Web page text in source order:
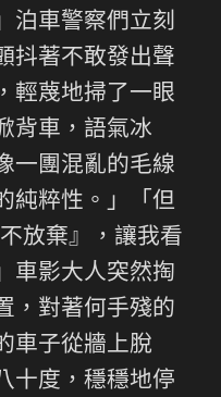
泊車警察們立刻
抖著不敢發出聲
輕蔑地掃了一眼
背車，語氣冰
一團混亂的毛線
純粹性。」「但
放棄』，讓我看
車影大人突然掏
，對著何手殘的
車子從牆上脫
十度，穩穩地停